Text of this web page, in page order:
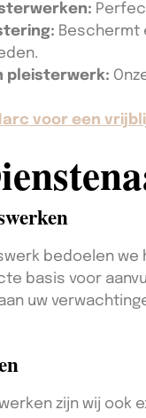
Beschermt
pleisterwerk:
voor een
bedoelen we
basis voor
uw
zijn wij ook